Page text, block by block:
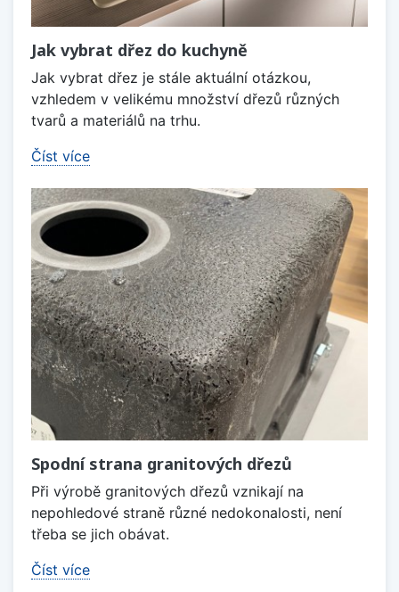
Jak vybrat dřez do kuchyně
Jak vybrat dřez je stále aktuální otázkou,
vzhledem v velikému množství dřezů různých
tvarů a materiálů na trhu.
Číst více
Spodní strana granitových dřezů
Při výrobě granitových dřezů vznikají na
nepohledové straně různé nedokonalosti, není
třeba se jich obávat.
Číst více